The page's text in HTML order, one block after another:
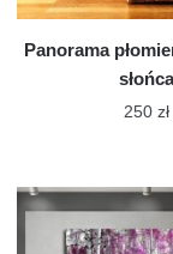
Panorama
słońca
250 zł
ma